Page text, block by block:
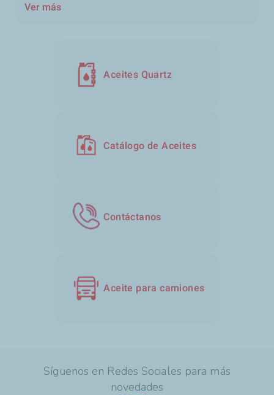
Ver más
Aceites Quartz
Catálogo de Aceites
Contáctanos
Aceite para camiones
Síguenos en Redes Sociales para más
novedades